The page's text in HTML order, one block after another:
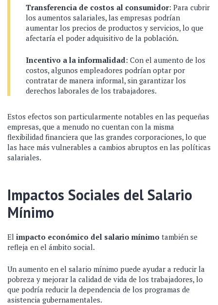
Transferencia de costos al consumidor: Para cubrir
los aumentos salariales, las empresas podrían
aumentar los precios de productos y servicios, lo que
afectaría el poder adquisitivo de la población.
Incentivo a la informalidad: Con el aumento de los
costos, algunos empleadores podrían optar por
contratar de manera informal, sin garantizar los
derechos laborales de los trabajadores.
Estos efectos son particularmente notables en las pequeñas
empresas, que a menudo no cuentan con la misma
flexibilidad financiera que las grandes corporaciones, lo que
las hace más vulnerables a cambios abruptos en las políticas
salariales.
Impactos Sociales del Salario
Mínimo
El impacto económico del salario mínimo también se
refleja en el ámbito social.
Un aumento en el salario mínimo puede ayudar a reducir la
pobreza y mejorar la calidad de vida de los trabajadores, lo
que podría reducir la dependencia de los programas de
asistencia gubernamentales.